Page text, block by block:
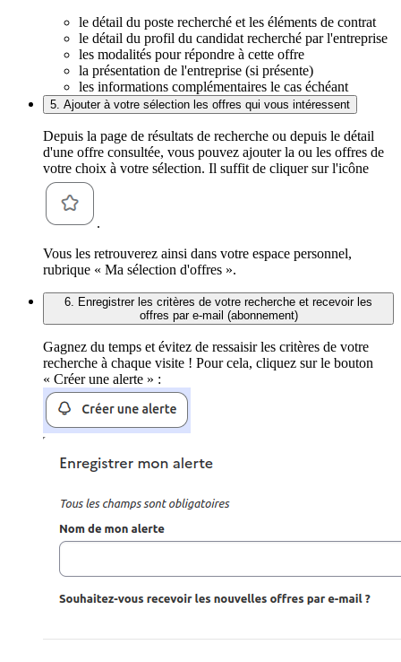
le détail du poste recherché et les éléments de contrat
le détail du profil du candidat recherché par l'entreprise
les modalités pour répondre à cette offre
la présentation de l'entreprise (si présente)
les informations complémentaires le cas échéant
5. Ajouter à votre sélection les offres qui vous intéressent
Depuis la page de résultats de recherche ou depuis le détail
d'une offre consultée, vous pouvez ajouter la ou les offres de
votre choix à votre sélection. Il suffit de cliquer sur l'icône
.
Vous les retrouverez ainsi dans votre espace personnel,
rubrique « Ma sélection d'offres ».
6. Enregistrer les critères de votre recherche et recevoir les
offres par e-mail (abonnement)
Gagnez du temps et évitez de ressaisir les critères de votre
recherche à chaque visite ! Pour cela, cliquez sur le bouton
« Créer une alerte » :